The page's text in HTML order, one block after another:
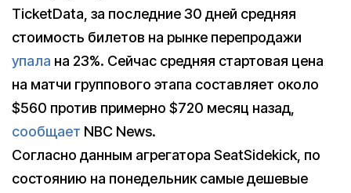
TicketData, за последние 30 дней средняя
стоимость билетов на рынке перепродажи
упала на 23%. Сейчас средняя стартовая цена
на матчи группового этапа составляет около
$560 против примерно $720 месяц назад,
сообщает NBC News.
Согласно данным агрегатора SeatSidekick, по
состоянию на понедельник самые дешевые